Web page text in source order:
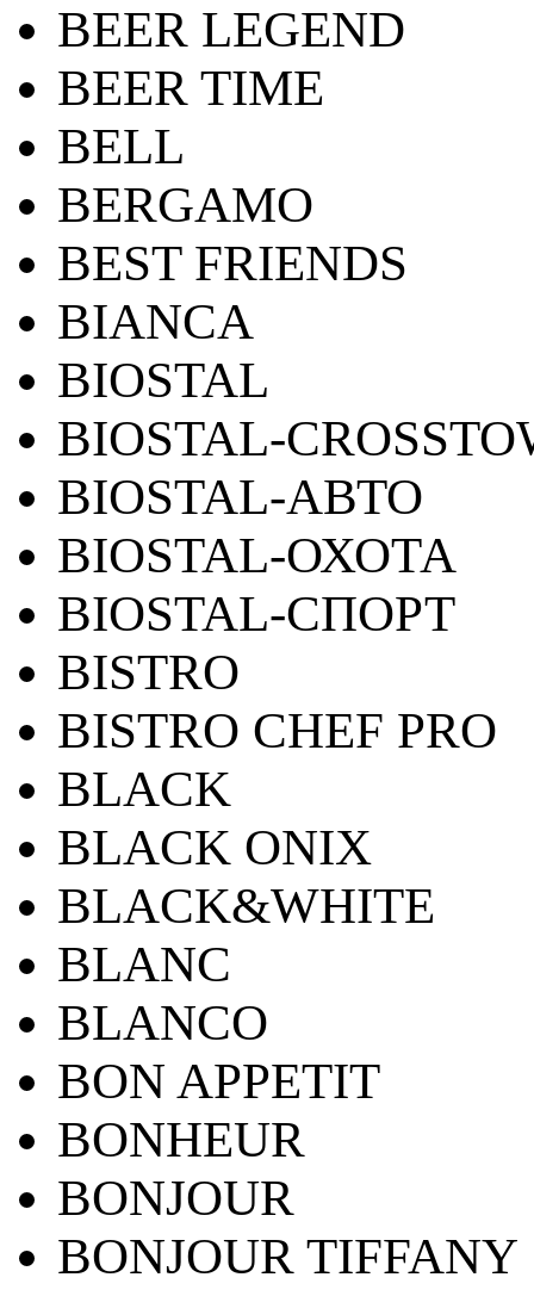
BEER LEGEND
BEER TIME
BELL
BERGAMO
BEST FRIENDS
BIANCA
BIOSTAL
BIOSTAL-
BIOSTAL-АВТО
BIOSTAL-ОХОТА
BIOSTAL-СПОРТ
BISTRO
BISTRO CHEF PRO
BLACK
BLACK ONIX
BLACK&WHITE
BLANC
BLANCO
BON APPETIT
BONHEUR
BONJOUR
BONJOUR TIFFANY